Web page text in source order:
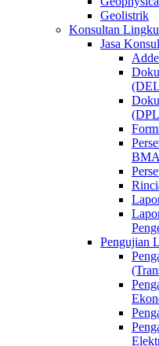
Geolistrik
Konsultan
Jasa
Pengujian